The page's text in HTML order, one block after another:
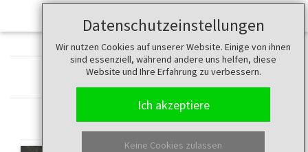
Datenschutzeinstellungen
Wir nutzen Cookies auf unserer Website. Einige von ihnen
sind essenziell, während andere uns helfen, diese
Website und Ihre Erfahrung zu verbessern.
Ich akzeptiere
Keine Cookies zulassen
Wählen Sie Ihre Sportart
Sommer